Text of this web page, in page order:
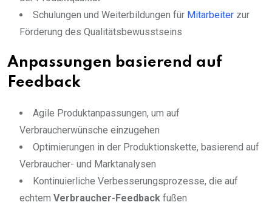
Schulungen und Weiterbildungen für Mitarbeiter zur
Förderung des Qualitätsbewusstseins
Anpassungen basierend auf
Feedback
Agile Produktanpassungen, um auf
Verbraucherwünsche einzugehen
Optimierungen in der Produktionskette, basierend auf
Verbraucher- und Marktanalysen
Kontinuierliche Verbesserungsprozesse, die auf
echtem Verbraucher-Feedback fußen